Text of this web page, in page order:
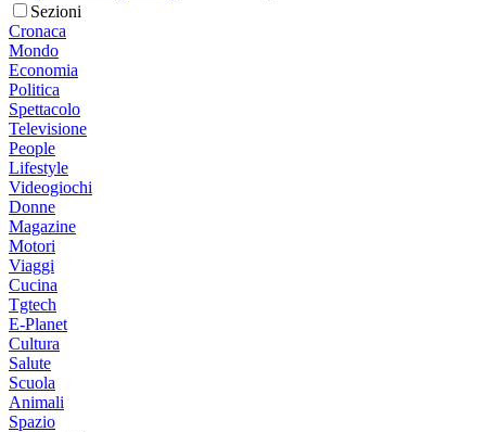
Sezioni
Cronaca
Mondo
Economia
Politica
Spettacolo
Televisione
People
Lifestyle
Videogiochi
Donne
Magazine
Motori
Viaggi
Cucina
Tgtech
E-Planet
Cultura
Salute
Scuola
Animali
Spazio